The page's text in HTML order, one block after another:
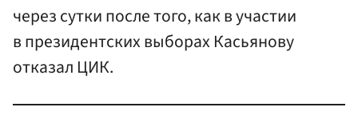
через сутки после того, как в участии
в президентских выборах Касьянову
отказал ЦИК.